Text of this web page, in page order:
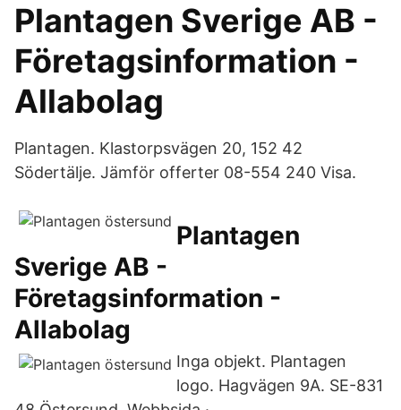
Plantagen Sverige AB -
Företagsinformation -
Allabolag
Plantagen. Klastorpsvägen 20, 152 42
Södertälje. Jämför offerter 08-554 240 Visa.
Plantagen
Sverige AB -
Företagsinformation -
Allabolag
Inga objekt. Plantagen
logo. Hagvägen 9A. SE-831